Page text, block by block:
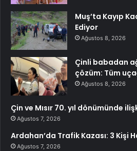
Muş’ta Kayıp
Ediyor
Ağustos 8, 2026
Çinli babadan
çözüm: Tüm
Ağustos 8, 2026
Çin ve Mısır 70. yıl dönümünde
Ağustos 7, 2026
Ardahan’da Trafik Kazası: 3 Kişi
Ağustos 7, 2026